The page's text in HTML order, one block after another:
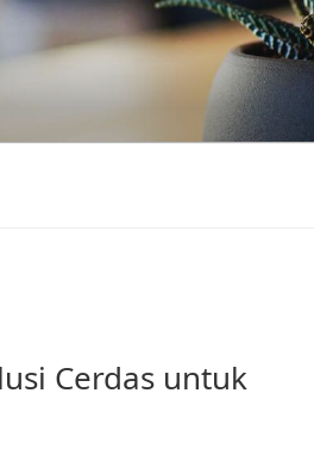
Cerdas untuk